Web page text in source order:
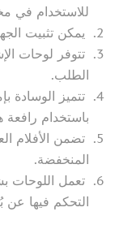
للاستخدام في
يمكن تثبيت
تتوفر لوحات
الطلب.
تتميز الوسادة
باستخدام رافعة
تضمن الأفلام
المنخفضة.
تعمل اللوحات
التحكم فيها عن